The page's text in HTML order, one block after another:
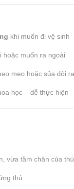
khi muốn đi vệ sinh
hoặc muốn ra ngoài
meo hoặc sủa đòi ra
học – dễ thực hiện
vừa tầm chân của
thú